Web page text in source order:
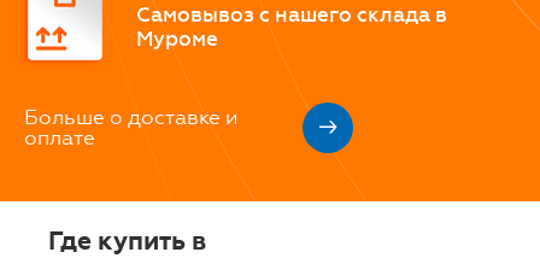
Самовывоз с нашего склада в
Муроме
Больше о доставке и
оплате
Где купить в